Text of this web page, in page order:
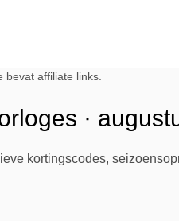
bevat affiliate links.
·
kortingscodes,